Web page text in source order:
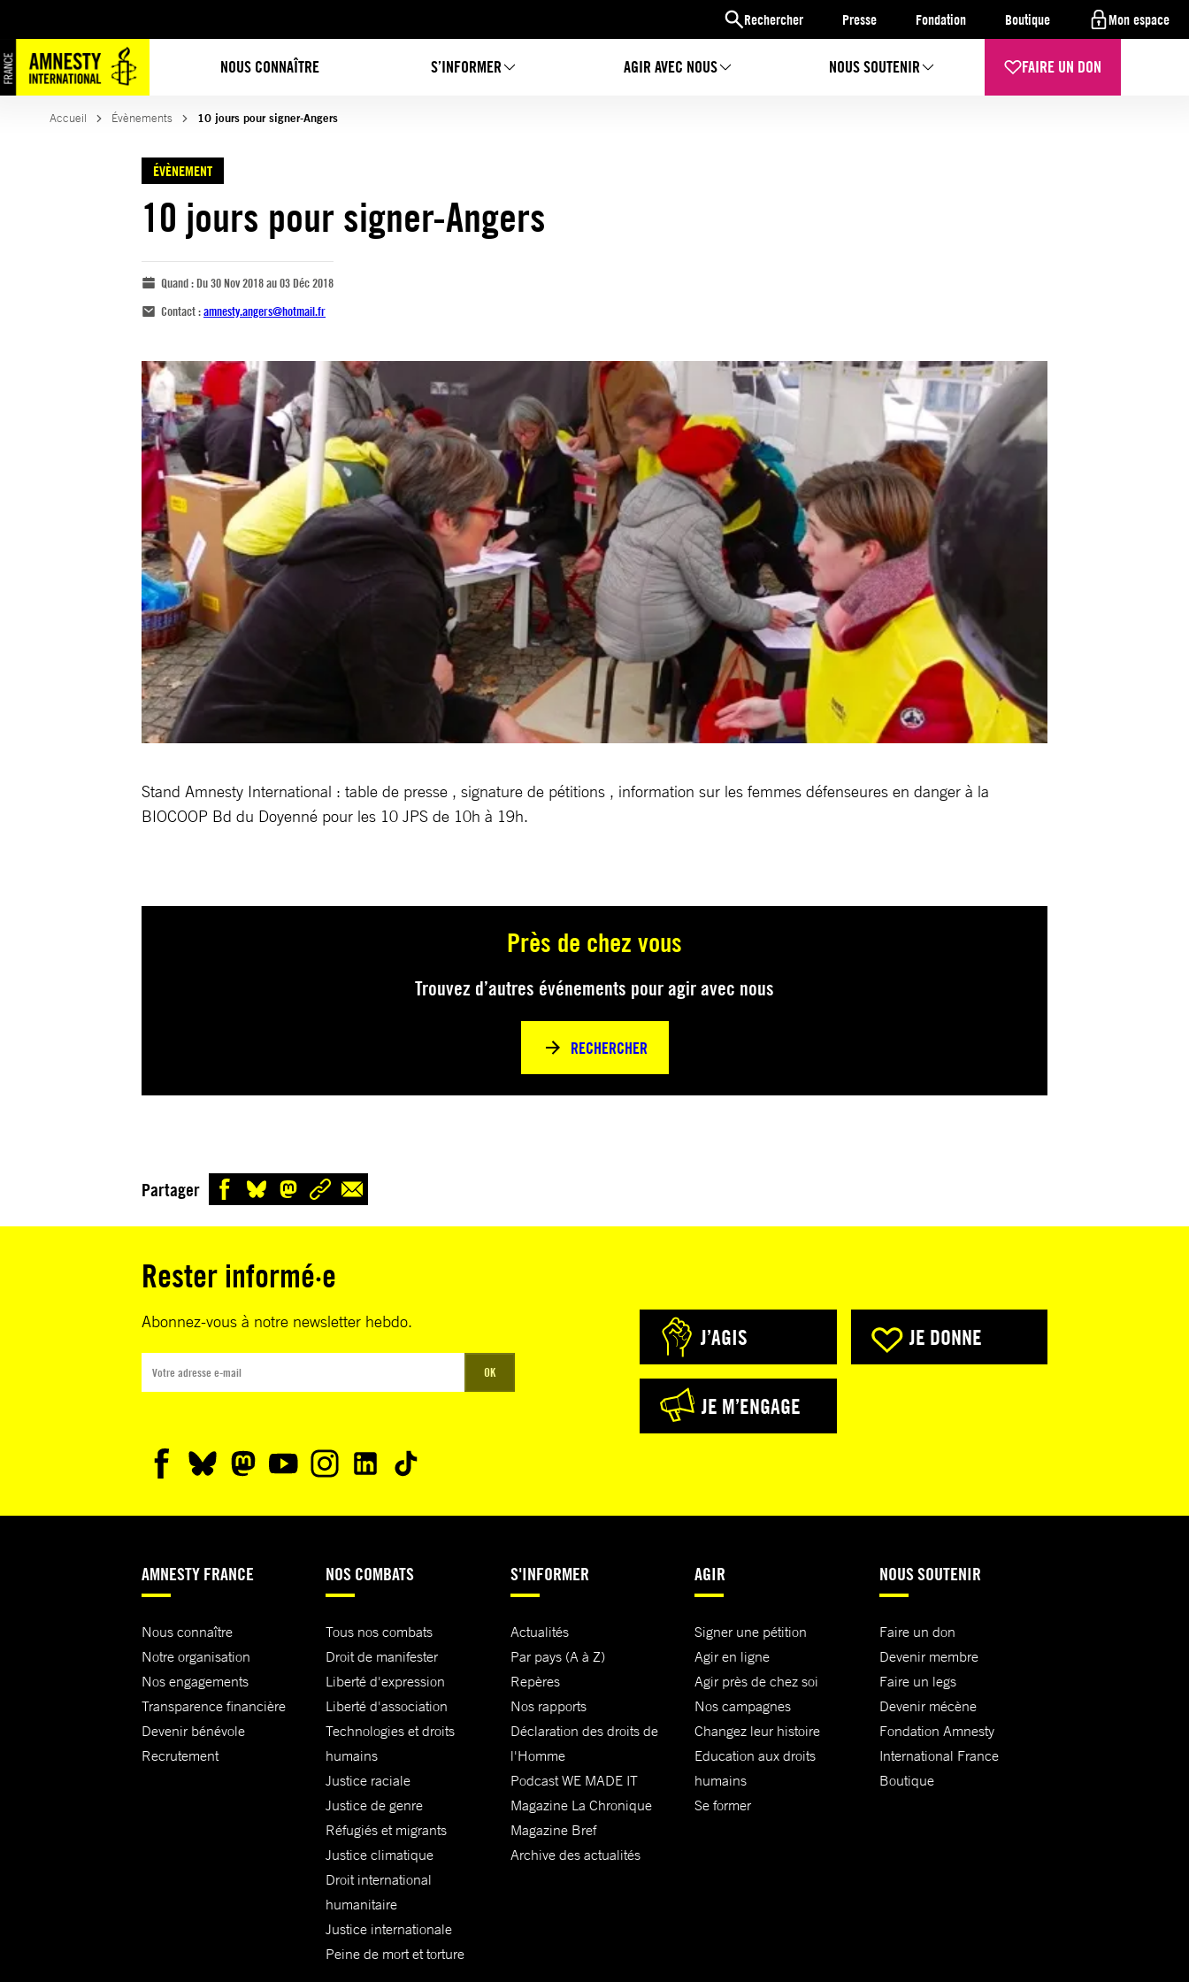
Rechercher Presse Fondation Boutique Mon espace
NOUS CONNAÎTRE S’INFORMER AGIR AVEC NOUS NOUS SOUTENIR FAIRE UN DON
Accueil Évènements 10 jours pour signer-Angers
ÉVÈNEMENT
10 jours pour signer-Angers
Quand :Du 30 Nov 2018 au 03 Déc 2018
Contact :amnesty.angers@hotmail.fr
Stand Amnesty International : table de presse , signature de pétitions , information sur les femmes défenseures en danger à la
BIOCOOP Bd du Doyenné pour les 10 JPS de 10h à 19h.
Près de chez vous
Trouvez d’autres événements pour agir avec nous
RECHERCHER
Partager
Rester informé·e
Abonnez-vous à notre newsletter hebdo.
OK
J’AGIS JE DONNE
JE M’ENGAGE
AMNESTY FRANCE
Nous connaître
Notre organisation
Nos engagements
Transparence financière
Devenir bénévole
Recrutement
NOS COMBATS
Tous nos combats
Droit de manifester
Liberté d'expression
Liberté d'association
Technologies et droits
humains
Justice raciale
Justice de genre
Réfugiés et migrants
Justice climatique
Droit international
humanitaire
Justice internationale
Peine de mort et torture
S'INFORMER
Actualités
Par pays (A à Z)
Repères
Nos rapports
Déclaration des droits de
l'Homme
Podcast WE MADE IT
Magazine La Chronique
Magazine Bref
Archive des actualités
AGIR
Signer une pétition
Agir en ligne
Agir près de chez soi
Nos campagnes
Changez leur histoire
Education aux droits
humains
Se former
NOUS SOUTENIR
Faire un don
Devenir membre
Faire un legs
Devenir mécène
Fondation Amnesty
International France
Boutique